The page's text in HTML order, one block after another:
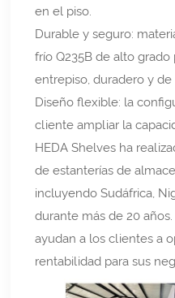
en el piso.
Durable y seguro:
frío Q235B de alto
entrepiso, duradero y de
Diseño flexible: la
cliente ampliar la
HEDA Shelves ha
de estanterías de
incluyendo Sudáfrica,
durante más de 20
ayudan a los clientes a
rentabilidad para sus